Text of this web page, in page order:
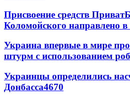
Присвоение средств
Коломойского направлено в
Украина впервые в мире
штурм с использованием
Украинцы определились
Донбасса4670